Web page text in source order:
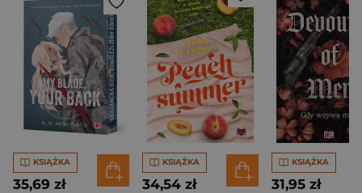
KSIĄŻKA
35,69 zł
KSIĄŻKA
34,54 zł
KSIĄŻKA
31,95 zł